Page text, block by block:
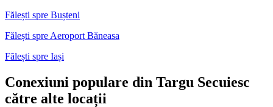
Fălești spre Bușteni
Fălești spre Aeroport Băneasa
Fălești spre Iași
Conexiuni populare din Targu Secuiesc
către alte locații